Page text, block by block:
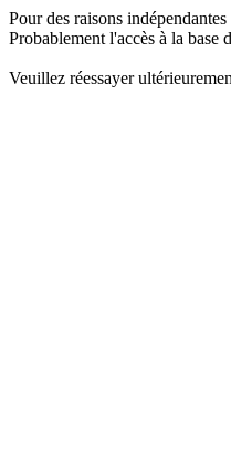
Pour des raisons
Probablement l'accès à la base
Veuillez réessayer